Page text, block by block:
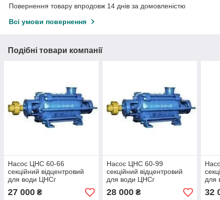
Повернення товару впродовж 14 днів за домовленістю
Всі умови повернення
Подібні товари компанії
Насос ЦНС 60-66
секційний відцентровий
для води ЦНСг
27 000 ₴
Насос ЦНС 60-99
секційний відцентровий
для води ЦНСг
28 000₴
для
32